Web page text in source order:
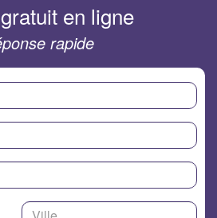
en ligne
rapide